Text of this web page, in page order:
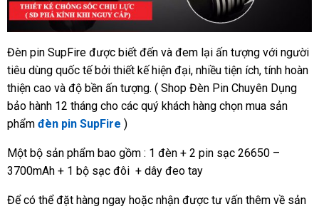
Đèn pin SupFire được biết đến và đem lại ấn tượng với người
tiêu dùng quốc tế bởi thiết kế hiện đại, nhiều tiện ích, tính hoàn
thiện cao và độ bền ấn tượng. ( Shop Đèn Pin Chuyên Dụng
bảo hành 12 tháng cho các quý khách hàng chọn mua sản
phẩm đèn pin SupFire )
Một bộ sản phẩm bao gồm : 1 đèn + 2 pin sạc 26650 –
3700mAh + 1 bộ sạc đôi + dây đeo tay
Để có thể đặt hàng ngay hoặc nhận được tư vấn thêm về sản